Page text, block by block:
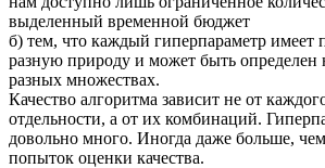
выделенный временной бюджет
б) тем, что каждый гиперпараметр имеет
разную природу и может быть определен
разных множествах.
Качество алгоритма зависит не от
отдельности, а от их комбинаций.
довольно много. Иногда даже больше,
попыток оценки качества.